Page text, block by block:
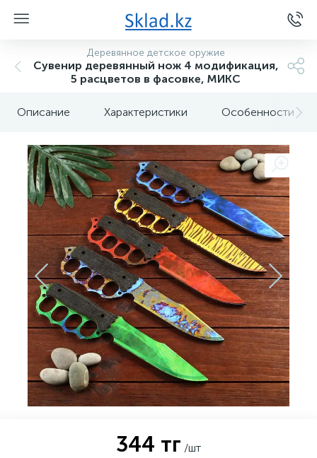
Деревянное детское оружие
Сувенир деревянный нож 4 модификация,
5 расцветов в фасовке, МИКС
Описание Характеристики Особенности
344 тг /шт